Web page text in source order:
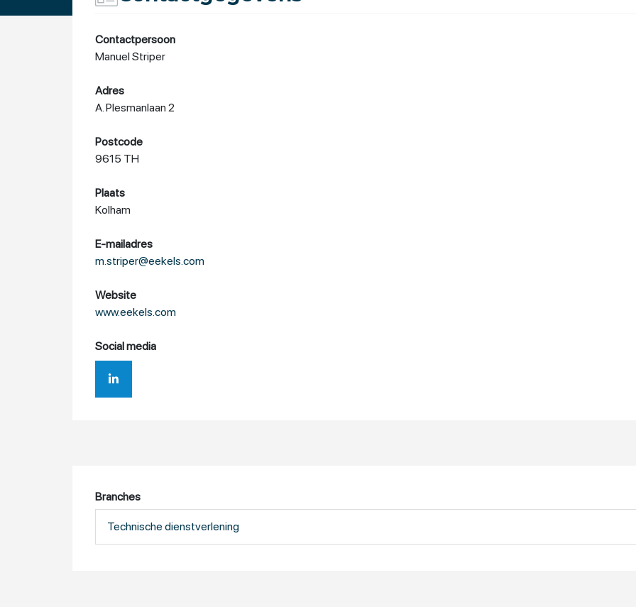
Contactpersoon
Manuel Striper
Adres
A. Plesmanlaan 2
Postcode
9615 TH
Plaats
Kolham
E-mailadres
m.striper@eekels.com
Website
www.eekels.com
Social media
Branches
Technische dienstverlening